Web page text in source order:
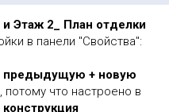
Этаж 2_ План отделки
в панели "Свойства":
предыдущую + новую
что настроено в
конструкция